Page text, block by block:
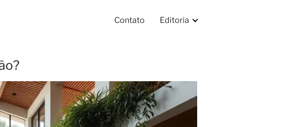
Contato Editoria